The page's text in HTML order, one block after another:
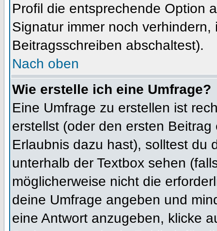
Profil die entsprechende Option
Signatur immer noch
Beitragsschreiben abschaltest).
Nach oben
Wie erstelle ich eine Umfrage?
Eine Umfrage zu erstellen ist
erstellst (oder den ersten
Erlaubnis dazu hast), solltest du
unterhalb der Textbox sehen
möglicherweise nicht die
deine Umfrage angeben und
eine Antwort anzugeben, klicke